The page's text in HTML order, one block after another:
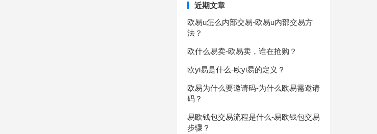
近期文章
欧易u怎么内部交易-欧易u内部交易方
法？
欧什么易卖-欧易卖，谁在抢购？
欧yi易是什么-欧yi易的定义？
欧易为什么要邀请码-为什么欧易需邀请
码？
易欧钱包交易流程是什么-易欧钱包交易
步骤？